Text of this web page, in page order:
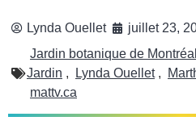
Lynda Ouellet
juillet 23,
Jardin botanique de Montréal
Jardin , Lynda Ouellet ,
mattv.ca